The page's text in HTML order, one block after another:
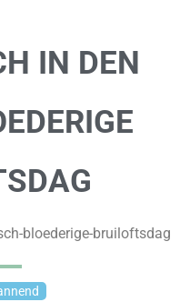
IN DEN
bloederige-bruiloftsdag